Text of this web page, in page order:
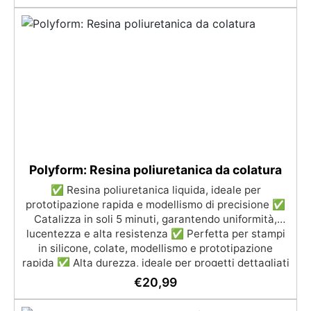
(VA) Posti disponibili: [stock_quantity id="196652"]
Aggiungi al carrello [video width="1280"
Applicazione: Immergi o utilizza un pennello per una
copertura uniforme e sicura.
Polyform: Resina poliuretanica da colatura
✅ Resina poliuretanica liquida, ideale per
prototipazione rapida e modellismo di precisione ✅
Catalizza in soli 5 minuti, garantendo uniformità,
lucentezza e alta resistenza ✅ Perfetta per stampi
in silicone, colate, modellismo e prototipazione
rapida ✅ Alta durezza, ideale per progetti dettagliati
e duraturi ✅ Colore Beige ma colorabile a piacere
sia da liquida che da solida
€20,99